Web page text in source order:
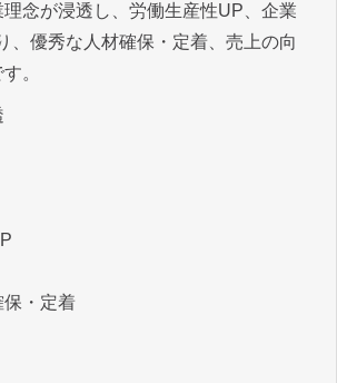
念が浸透し、労働生産性UP、企業
、優秀な人材確保・定着、売上の向
。
保・定着